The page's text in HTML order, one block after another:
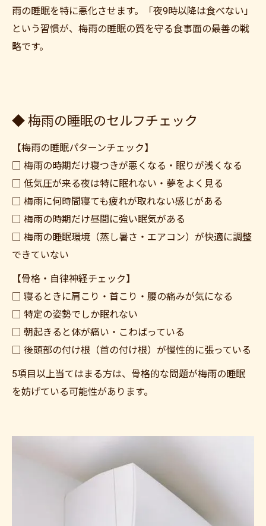
雨の睡眠を特に悪化させます。「夜9時以降は食べない」
という習慣が、梅雨の睡眠の質を守る食事面の最善の戦
略です。
◆ 梅雨の睡眠のセルフチェック
【梅雨の睡眠パターンチェック】
□ 梅雨の時期だけ寝つきが悪くなる・眠りが浅くなる
□ 低気圧が来る夜は特に眠れない・夢をよく見る
□ 梅雨に何時間寝ても疲れが取れない感じがある
□ 梅雨の時期だけ昼間に強い眠気がある
□ 梅雨の睡眠環境（蒸し暑さ・エアコン）が快適に調整
できていない
【骨格・自律神経チェック】
□ 寝るときに肩こり・首こり・腰の痛みが気になる
□ 特定の姿勢でしか眠れない
□ 朝起きると体が痛い・こわばっている
□ 後頭部の付け根（首の付け根）が慢性的に張っている
5項目以上当てはまる方は、骨格的な問題が梅雨の睡眠
を妨げている可能性があります。